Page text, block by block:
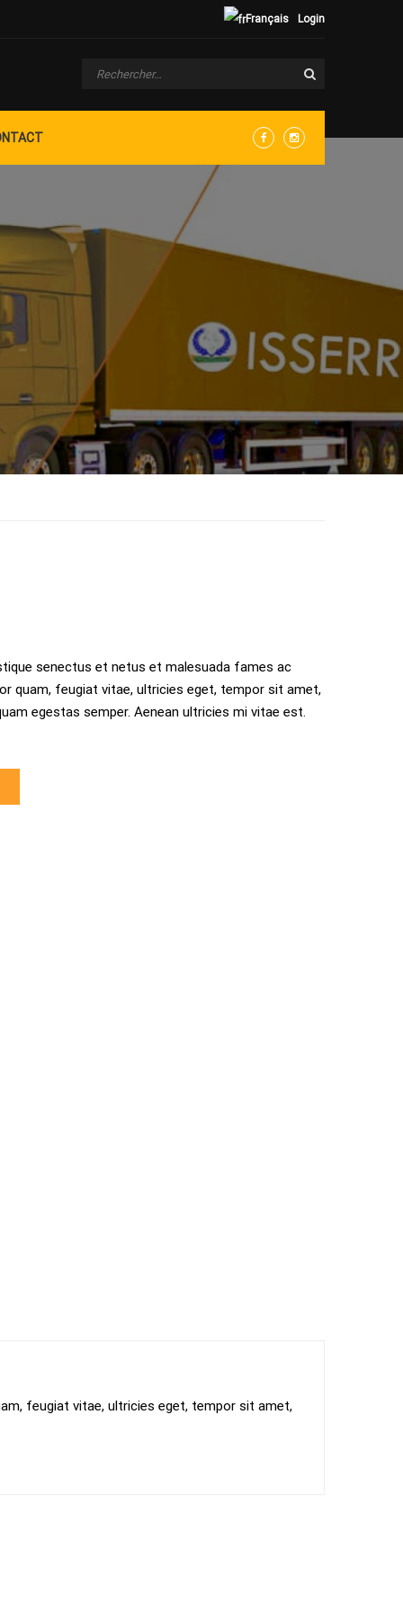
Login
Français
senectus et netus et malesuada fames ac
quam, feugiat vitae, ultricies eget, tempor sit amet,
egestas semper. Aenean ultricies mi vitae est.
feugiat vitae, ultricies eget, tempor sit amet,